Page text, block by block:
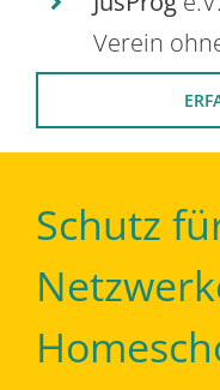
Verein
Schutz